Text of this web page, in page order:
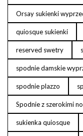
Orsay sukienki
quiosque sukienki
reserved swetry
spodnie damskie
spodnie plazzo
Spodnie z szerokimi
sukienka quiosque